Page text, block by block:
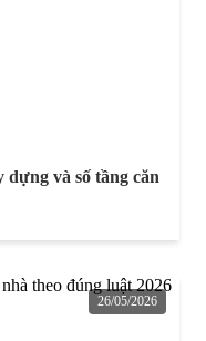
và số tầng căn
26/05/2026